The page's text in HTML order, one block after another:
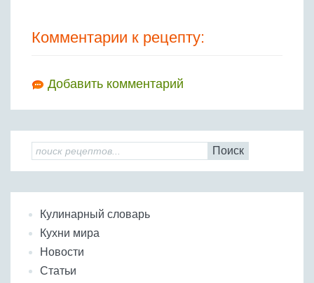
Комментарии к рецепту:
Добавить комментарий
Поиск
Кулинарный словарь
Кухни мира
Новости
Статьи